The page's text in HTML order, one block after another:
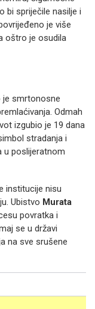
bi spriječile nasilje i
je više
oštro je osudila
je smrtonosne
Odmah
izgubio je 19 dana
stradanja i
u poslijeratnom
institucije nisu
Ubistvo Murata
povratka i
se u državi
na sve srušene